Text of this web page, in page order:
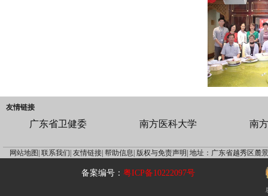
友情链接
广东省卫健委 南方医科大学 南
网站地图| 联系我们| 友情链接| 帮助信息| 版权与免责声明| 地址：广东省越秀区麓
备案编号：粤ICP备10222097号